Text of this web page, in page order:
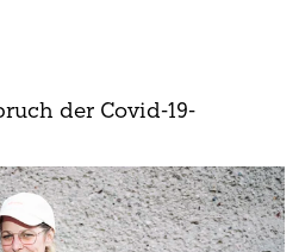
der Covid-19-